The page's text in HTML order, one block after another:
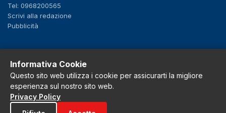
Tel: 0968200565
Scrivi alla redazione
Pubblicità
f X IG YT
Privacy Policy
Cookie Policy
Informativa Cookie
Questo sito web utilizza i cookie per assicurarti la migliore
esperienza sul nostro sito web.
Privacy Policy